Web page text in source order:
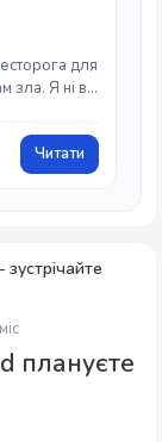
для
зла. Я ні в
Лише
Читати
плануєте